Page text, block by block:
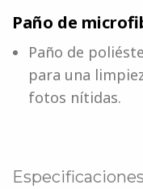
Paño de
Paño de
para una
fotos nítidas.